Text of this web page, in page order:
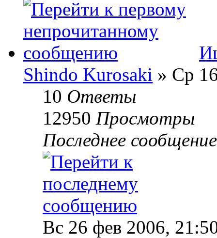
Shindo Kurosaki » Ср
10 Ответы
12950 Просмотры
Последнее
Вс 26 фев 2006,